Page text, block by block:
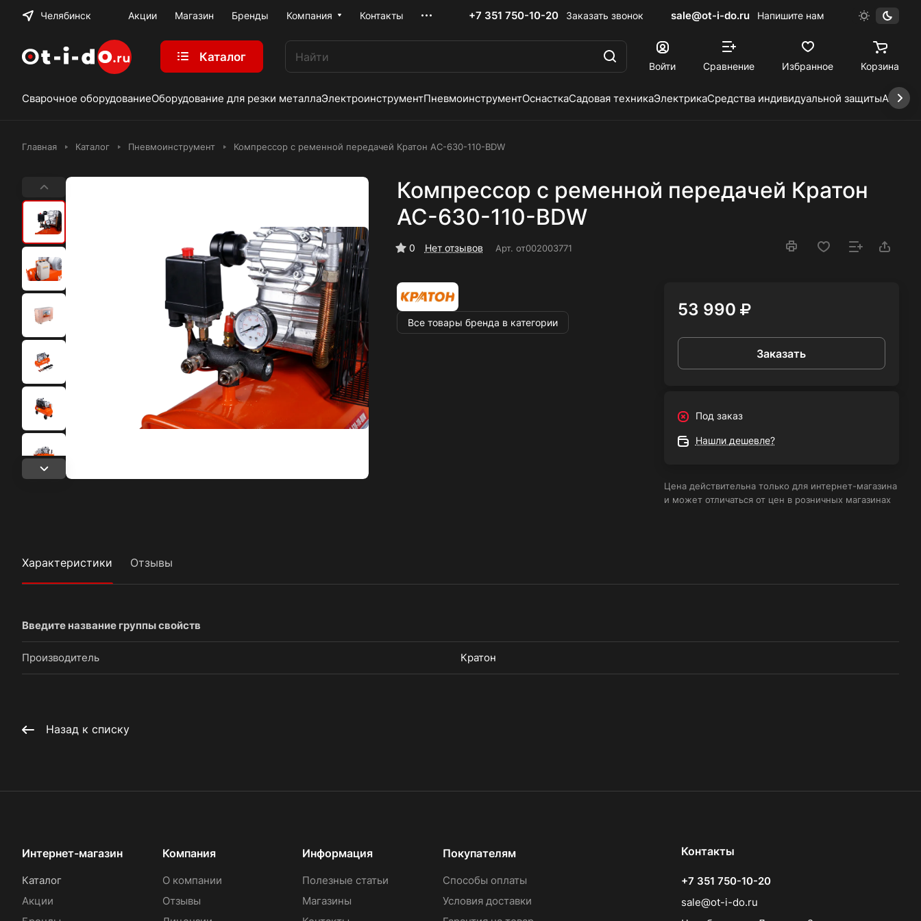
Челябинск Акции Магазин Бренды Компания Контакты +7 351 750-10-20 Заказать звонок sale@ot-i-do.ru Напишите нам
Каталог
Войти Сравнение Избранное Корзина
Сварочное оборудованиеОборудование для резки металлаЭлектроинструментПневмоинструментОснасткаСадовая техникаЭлектрикаСредства индивидуальной защиты
Главная Каталог Пневмоинструмент Компрессор с ременной передачей Кратон AC-630-110-BDW
Компрессор с ременной передачей Кратон
AC-630-110-BDW
0 Нет отзывов Арт. от002003771
Все товары бренда в категории
53 990
Заказать
Под заказ
Нашли дешевле?
Цена действительна только для интернет-магазина
и может отличаться от цен в розничных магазинах
Характеристики Отзывы
Введите название группы свойств
Производитель Кратон
Назад к списку
Интернет-магазин
Каталог
Акции
Компания
О компании
Отзывы
Информация
Полезные статьи
Магазины
Покупателям
Способы оплаты
Условия доставки
Контакты
+7 351 750-10-20
sale@ot-i-do.ru